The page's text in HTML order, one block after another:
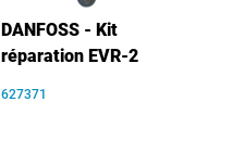
DANFOSS - Kit
réparation EVR-2
627371